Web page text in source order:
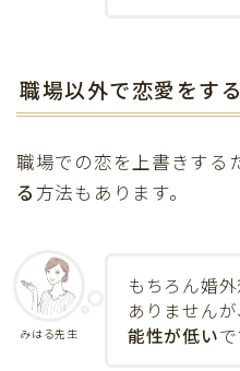
職場以外で恋愛をする
職場での恋を上書きする
る方法もあります。
みはる先生
もちろん婚
ありませんが
能性が低い